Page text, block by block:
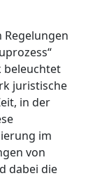
beleuchtet
juristische
in der
im
von
dabei die